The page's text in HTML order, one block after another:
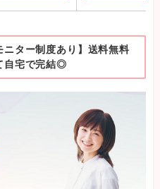
ター制度あり】送料無料
自宅で完結◎